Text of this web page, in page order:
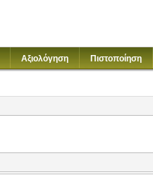
Αξιολόγηση Πιστοποίηση